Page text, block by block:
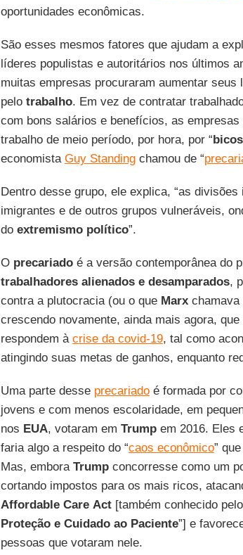
oportunidades econômicas.
São esses mesmos fatores que ajudam a
líderes populistas e autoritários nos últimos
muitas empresas procuraram aumentar
pelo trabalho. Em vez de contratar
com bons salários e benefícios, as
trabalho de meio período, por hora, por “bicos
economista Guy Standingchamou de “
Dentro desse grupo, ele explica, “as
imigrantes e de outros grupos vulneráveis,
do extremismo político”.
O precariadoé a versão contemporânea do
trabalhadores alienados e desamparados,
contra a plutocracia (ou o que Marxchamava
crescendo novamente, ainda mais agora,
respondem à crise da covid-19, tal como
atingindo suas metas de ganhos, enquanto
Uma parte desse precariadoé formada por
jovens e com menos escolaridade, em
nos EUA, votaram em Trumpem 2016. Eles
faria algo a respeito do “caos econômico”
Mas, embora Trumpconcorresse como um
cortando impostos para os mais ricos,
Affordable Care Act[também conhecido
Proteção e Cuidado ao Paciente”] e
pessoas que votaram nele.